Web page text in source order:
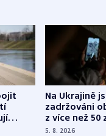
Na Ukrajině
zadržováni
z více než 50
Bojovali na
5. 8. 2026